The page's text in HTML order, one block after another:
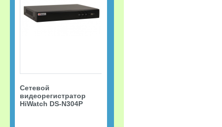
Сетевой
видеорегистратор
HiWatch DS-N304P